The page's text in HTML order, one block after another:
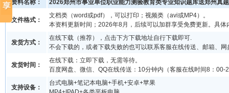
资料名称： 2026郑州市事业单位职业能力测验教育类专业知识题库送郑州真题
文件格式：
文档类（word或pdf），可以打印；视频类（avi或MP4）。
本资料更新时间；2026年8月，后续可以加群享受免费更新。具体
发货方式：
在线下载（推荐），点击下方下载地址自行下载即可.
不会下载的，或者下载失败的也可以联系客服在线传送、邮箱、网
发货时间：
在线下载：立即下载，无需等待。
百度网盘、微信、QQ在线传送：10分钟内（客服在线时间8：00-
支持设备：
台式电脑+笔记本电脑+手机+安卓+苹果